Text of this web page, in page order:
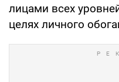
лицами всех
целях личного